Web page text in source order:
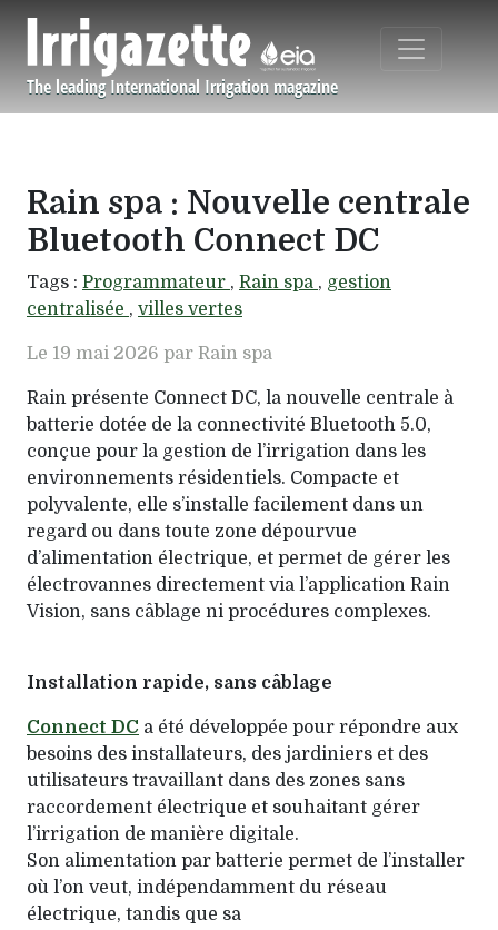
The leading International Irrigation magazine
Navigation principale
Rain spa : Nouvelle centrale
Bluetooth Connect DC
Tags : Programmateur , Rain spa , gestion
centralisée , villes vertes
Le 19 mai 2026 par Rain spa
Rain présente Connect DC, la nouvelle centrale à
batterie dotée de la connectivité Bluetooth 5.0,
conçue pour la gestion de l’irrigation dans les
environnements résidentiels. Compacte et
polyvalente, elle s’installe facilement dans un
regard ou dans toute zone dépourvue
d’alimentation électrique, et permet de gérer les
électrovannes directement via l’application Rain
Vision, sans câblage ni procédures complexes.
Installation rapide, sans câblage
Connect DC a été développée pour répondre aux
besoins des installateurs, des jardiniers et des
utilisateurs travaillant dans des zones sans
raccordement électrique et souhaitant gérer
l’irrigation de manière digitale.
Son alimentation par batterie permet de l’installer
où l’on veut, indépendamment du réseau
électrique, tandis que sa